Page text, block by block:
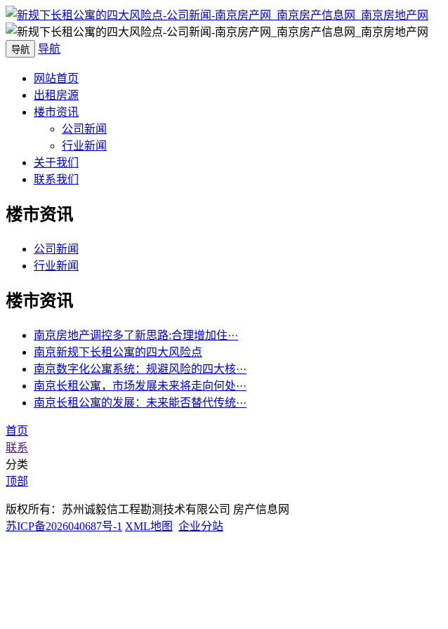
导航 导航
网站首页
出租房源
楼市资讯
公司新闻
行业新闻
关于我们
联系我们
楼市资讯
公司新闻
行业新闻
楼市资讯
南京房地产调控多了新思路:合理增加住···
南京新规下长租公寓的四大风险点
南京数字化公寓系统：规避风险的四大核···
南京长租公寓，市场发展未来将走向何处···
南京长租公寓的发展：未来能否替代传统···
首页
联系
分类
顶部
版权所有：苏州诚毅信工程勘测技术有限公司 房产信息网
苏ICP备2026040687号-1 XML地图 企业分站